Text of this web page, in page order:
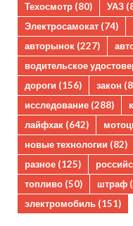
Техосмотр (80) УАЗ
Электросамокат (74)
авторынок (227)
водительское
дороги (156) закон
исследование (288)
лайфхак (642)
новые технологии (82)
разное (125)
топливо (50) штраф
электромобиль (151)